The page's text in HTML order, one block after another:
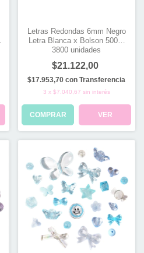
Letras Redondas 6mm Negro
Letra Blanca x Bolson 500gr
3800 unidades
$21.122,00
$17.953,70con Transferencia
3 x $7.040,67 sin interés
COMPRAR VER